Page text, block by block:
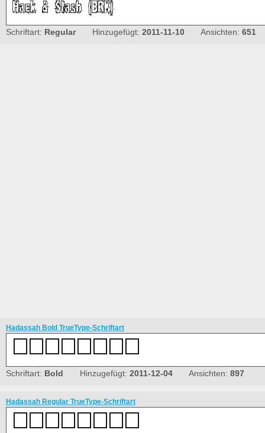
Schriftart: RegularHinzugefügt: 2011-11-10 Ansichten: 651
Hadassah Bold TrueType-Schriftart
Schriftart: Bold Hinzugefügt: 2011-12-04 Ansichten: 897
Hadassah Regular TrueType-Schriftart